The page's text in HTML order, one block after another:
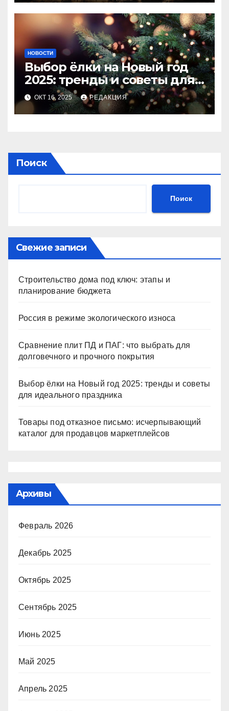
НОВОСТИ
Выбор ёлки на Новый год
2025: тренды и советы для
идеального праздника
ОКТ 16, 2025 РЕДАКЦИЯ
Поиск
Поиск
Свежие записи
Строительство дома под ключ: этапы и
планирование бюджета
Россия в режиме экологического износа
Сравнение плит ПД и ПАГ: что выбрать для
долговечного и прочного покрытия
Выбор ёлки на Новый год 2025: тренды и советы
для идеального праздника
Товары под отказное письмо: исчерпывающий
каталог для продавцов маркетплейсов
Архивы
Февраль 2026
Декабрь 2025
Октябрь 2025
Сентябрь 2025
Июнь 2025
Май 2025
Апрель 2025